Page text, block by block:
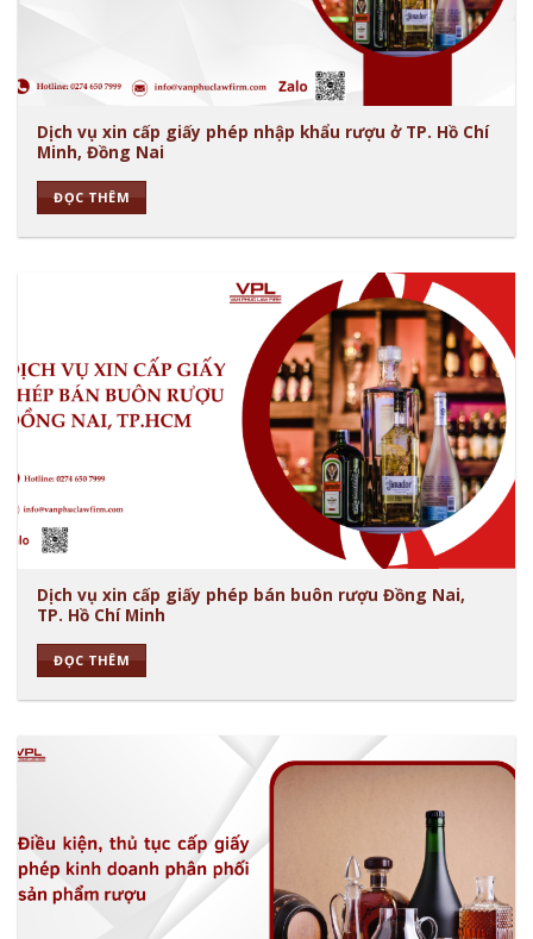
Dịch vụ xin cấp giấy phép nhập khẩu rượu ở TP. Hồ Chí
Minh, Đồng Nai
ĐỌC THÊM
Dịch vụ xin cấp giấy phép bán buôn rượu Đồng Nai,
TP. Hồ Chí Minh
ĐỌC THÊM